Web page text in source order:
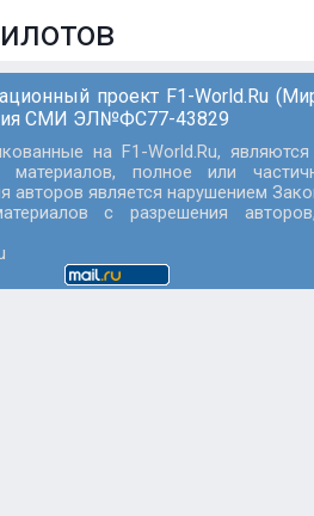
проект F1-World.Ru
СМИ ЭЛ№ФС77-43829
на F1-World.Ru,
материалов, полное или
авторов является нарушением
с разрешения